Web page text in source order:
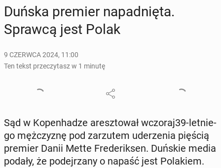
Duńska premier na­pad­nię­ta.
Sprawcą jest Polak
9 CZERWCA 2024, 11:00
Ten tekst przeczytasz w 1 minutę
Sąd w Ko­pen­ha­dze aresz­to­wał wczoraj39-let­nie­
go męż­czy­znę pod za­rzu­tem ude­rze­nia pięścią
premier Danii Mette Fre­de­rik­sen. Duńskie media
podały, że po­dej­rza­ny o napaść jest Po­la­kiem.